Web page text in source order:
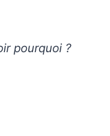
pourquoi ?